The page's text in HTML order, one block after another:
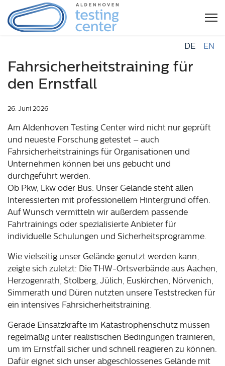
DE EN
Fahrsicherheitstraining für
den Ernstfall
26. Juni 2026
Am Aldenhoven Testing Center wird nicht nur geprüft
und neueste Forschung getestet – auch
Fahrsicherheitstrainings für Organisationen und
Unternehmen können bei uns gebucht und
durchgeführt werden.
Ob Pkw, Lkw oder Bus: Unser Gelände steht allen
Interessierten mit professionellem Hintergrund offen.
Auf Wunsch vermitteln wir außerdem passende
Fahrtrainings oder spezialisierte Anbieter für
individuelle Schulungen und Sicherheitsprogramme.
Wie vielseitig unser Gelände genutzt werden kann,
zeigte sich zuletzt: Die THW-Ortsverbände aus Aachen,
Herzogenrath, Stolberg, Jülich, Euskirchen, Nörvenich,
Simmerath und Düren nutzten unsere Teststrecken für
ein intensives Fahrsicherheitstraining.
Gerade Einsatzkräfte im Katastrophenschutz müssen
regelmäßig unter realistischen Bedingungen trainieren,
um im Ernstfall sicher und schnell reagieren zu können.
Dafür eignet sich unser abgeschlossenes Gelände mit